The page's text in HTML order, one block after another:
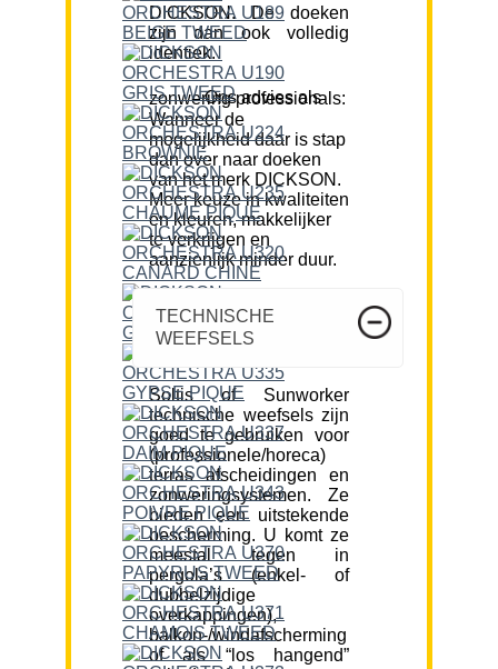
DICKSON. De doeken
zijn dan ook volledig
identiek.
Ons advies als zonwering professionals:
Wanneer de
mogelijkheid daar is stap
dan over naar doeken
van het merk DICKSON.
Meer keuze in kwaliteiten
en kleuren, makkelijker
te verkrijgen en
aanzienlijk minder duur.
TECHNISCHE
WEEFSELS
Soltis of Sunworker
technische weefsels zijn
goed te gebruiken voor
(professionele/horeca)
terras afscheidingen en
zonweringsystemen. Ze
bieden een uitstekende
bescherming. U komt ze
meestal tegen in
pergola’s (enkel- of
dubbelzijdige
overkappingen),
balkon-/windafscherming
of als “los hangend”